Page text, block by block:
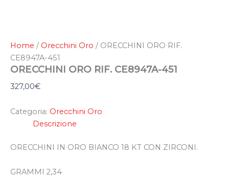
Home / Orecchini Oro / ORECCHINI ORO RIF.
CE8947A-451
ORECCHINI ORO RIF. CE8947A-451
327,00€
Categoria: Orecchini Oro
Descrizione
ORECCHINI IN ORO BIANCO 18 KT CON ZIRCONI.
GRAMMI 2,34